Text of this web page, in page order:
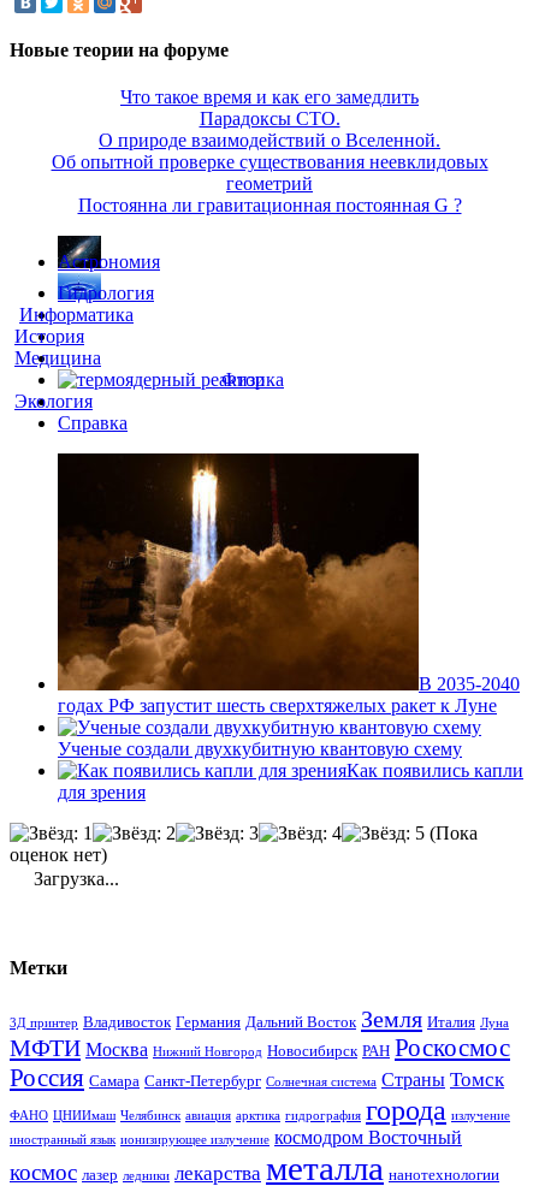
Новые теории на форуме
Что такое время и как его замедлить
Парадоксы СТО.
О природе взаимодействий о Вселенной.
Об опытной проверке существования неевклидовых
геометрий
Постоянна ли гравитационная постоянная G ?
Астрономия
Гидрология
Информатика
История
Медицина
Физика
Экология
Справка
В 2035-2040
годах РФ запустит шесть сверхтяжелых ракет к Луне
Ученые создали двухкубитную квантовую схему
Как появились капли
для зрения
(Пока
оценок нет)
Загрузка...
Метки
3Д принтер Владивосток Германия Дальний Восток Земля Италия Луна
МФТИ Москва Нижний Новгород Новосибирск РАН Роскосмос
Россия Самара Санкт-Петербург Солнечная система Страны Томск
ФАНО ЦНИИмаш Челябинск авиация арктика гидрография города излучение
иностранный язык ионизирующее излучение космодром Восточный
космос лазер ледники лекарства металла нанотехнологии